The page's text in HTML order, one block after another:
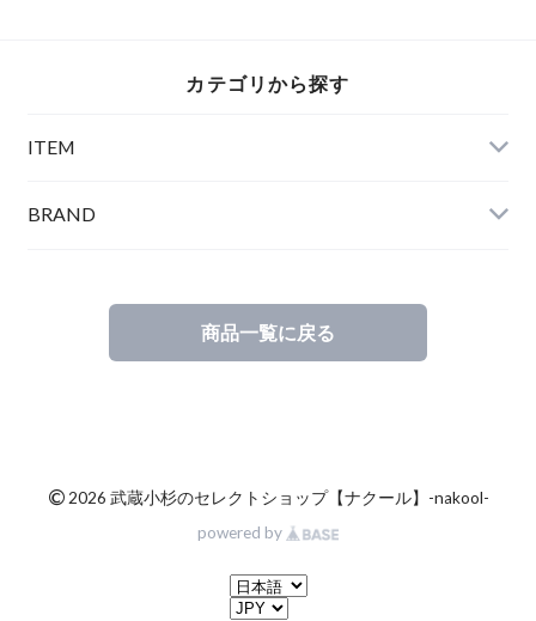
カテゴリから探す
ITEM
BRAND
商品一覧に戻る
©2026 武蔵小杉のセレクトショップ【ナクール】-nakool-
powered by